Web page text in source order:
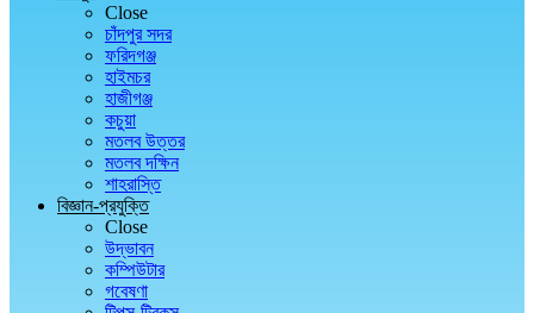
Close
চাঁদপুর সদর
ফরিদগঞ্জ
হাইমচর
হাজীগঞ্জ
কচুয়া
মতলব উত্তর
মতলব দক্ষিন
শাহরাস্তি
বিজ্ঞান-প্রযুক্তি
Close
উদ্ভাবন
কম্পিউটার
গবেষণা